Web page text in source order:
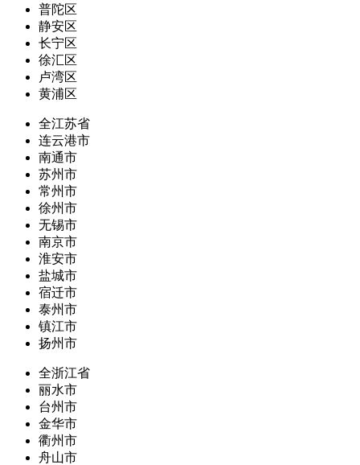
普陀区
静安区
长宁区
徐汇区
卢湾区
黄浦区
全江苏省
连云港市
南通市
苏州市
常州市
徐州市
无锡市
南京市
淮安市
盐城市
宿迁市
泰州市
镇江市
扬州市
全浙江省
丽水市
台州市
金华市
衢州市
舟山市